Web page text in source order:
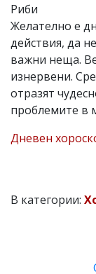
Риби
Желателно е
действия, да
важни неща.
изнервени.
отразят
проблемите в
Дневен
В категории: